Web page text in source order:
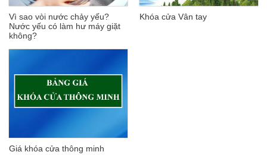
Vì sao vòi nước chảy yếu?
Nước yếu có làm hư máy giặt
không?
Khóa cửa Vân tay
Giá khóa cửa thông minh